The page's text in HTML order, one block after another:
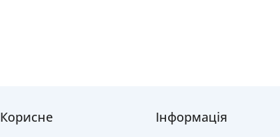
Корисне Інформація